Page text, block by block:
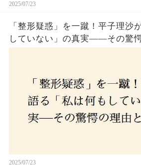
2025/07/23
「整形疑惑」を一蹴！平子理沙
していない」の真実——その驚
2025/07/23